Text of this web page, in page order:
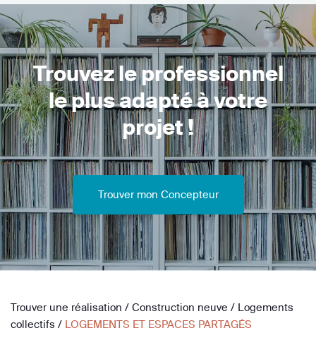
Trouvez le professionnel
le plus adapté à votre
projet !
Trouver mon Concepteur
Trouver une réalisation / Construction neuve / Logements
collectifs / LOGEMENTS ET ESPACES PARTAGÉS